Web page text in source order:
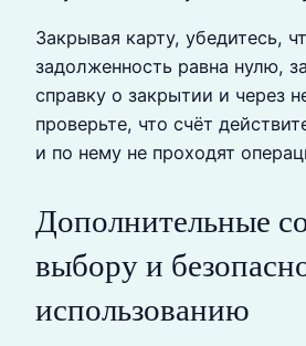
Закрывая карту, убедитесь,
задолженность равна нулю,
справку о закрытии и через
проверьте, что счёт
и по нему не проходят
Дополнительные
выбору и
использованию